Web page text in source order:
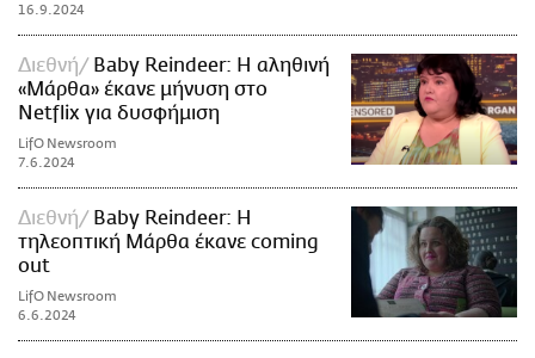
16.9.2024
Διεθνή
Baby Reindeer: Η αληθινή
«Μάρθα» έκανε μήνυση στο
Netflix για δυσφήμιση
LifO Newsroom
7.6.2024
Διεθνή
Baby Reindeer: Η
τηλεοπτική Μάρθα έκανε coming
out
LifO Newsroom
6.6.2024